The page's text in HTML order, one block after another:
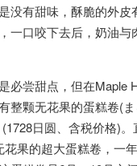
没有甜味，酥脆的外皮
一口咬下去后，奶油与
必尝甜点，但在Maple
整颗无花果的蛋糕卷(
日圆、含税价格)
花果的超大蛋糕卷，一